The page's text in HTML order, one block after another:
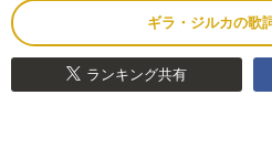
ギラ・ジルカの歌
ランキング共有